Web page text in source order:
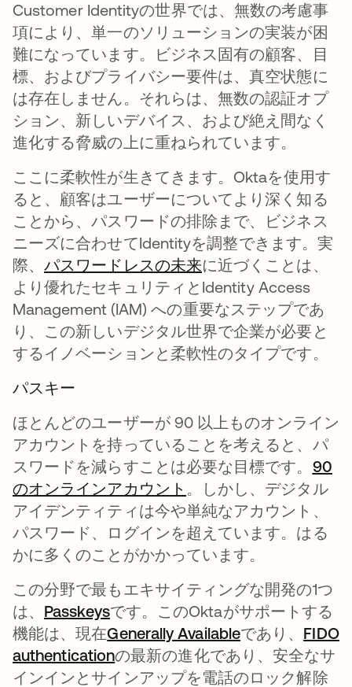
Customer Identityの世界では、無数の考慮事
項により、単一のソリューションの実装が困
難になっています。ビジネス固有の顧客、目
標、およびプライバシー要件は、真空状態に
は存在しません。それらは、無数の認証オプ
ション、新しいデバイス、および絶え間なく
進化する脅威の上に重ねられています。
ここに柔軟性が生きてきます。Oktaを使用す
ると、顧客はユーザーについてより深く知る
ことから、パスワードの排除まで、ビジネス
ニーズに合わせてIdentityを調整できます。実
際、パスワードレスの未来新しいタブで開く
に近づくことは、
より優れたセキュリティとIdentity Access
Management (IAM) への重要なステップであ
り、この新しいデジタル世界で企業が必要と
するイノベーションと柔軟性のタイプです。
パスキー
ほとんどのユーザーが 90 以上ものオンライン
アカウントを持っていることを考えると、パ
スワードを減らすことは必要な目標です。 90
のオンラインアカウント 新しいタブで開く
。しかし、デジタル
アイデンティティは今や単純なアカウント、
パスワード、ログインを超えています。はる
かに多くのことがかかっています。
この分野で最もエキサイティングな開発の1つ
は、 Passkeys新しいタブで開く
です。このOktaがサポートする
機能は、現在Generally Availableであり、 FIDO
authentication新しいタブで開く
の最新の進化であり、安全なサ
インインとサインアップを電話のロック解除